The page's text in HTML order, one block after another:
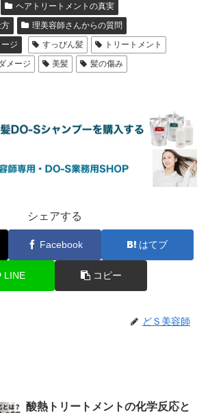
ヘアトリートメントの真実
理美容師さんからの質問
ジ
すっぴん髪
トリートメント
メージ 美髪
髪の傷み
シェアする
Facebook はてブ
LINE コピー
どＳ美容師
酸熱トリートメントの化学反応と